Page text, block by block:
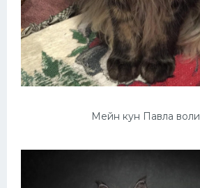
Мейн кун Павла воли